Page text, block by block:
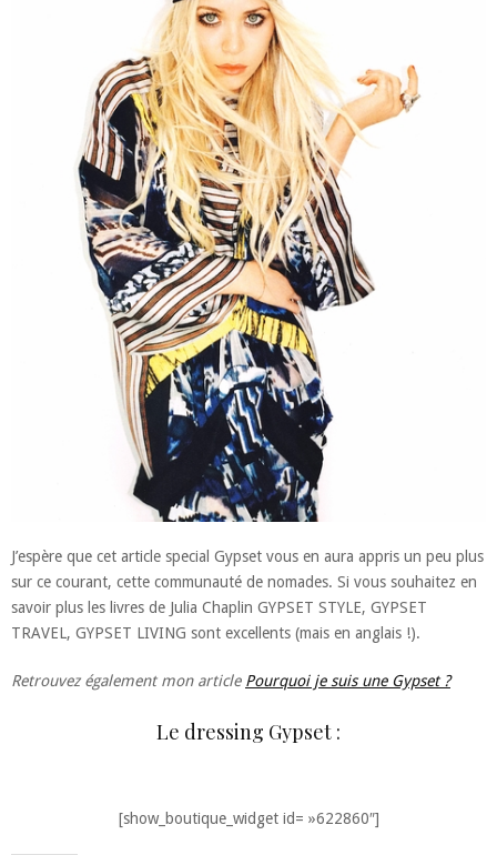
J’espère que cet article special Gypset vous en aura appris un peu plus
sur ce courant, cette communauté de nomades. Si vous souhaitez en
savoir plus les livres de Julia Chaplin GYPSET STYLE, GYPSET
TRAVEL, GYPSET LIVING sont excellents (mais en anglais !).
Retrouvez également mon article Pourquoi je suis une Gypset ?
Le dressing Gypset :
[show_boutique_widget id= »622860″]